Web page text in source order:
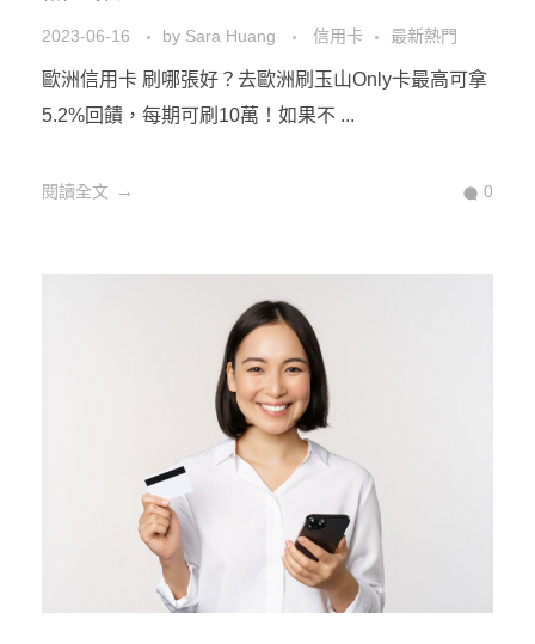
2023-06-16 by Sara Huang 信用卡 最新熱門
歐洲信用卡 刷哪張好？去歐洲刷玉山Only卡最高可拿
5.2%回饋，每期可刷10萬！如果不 ...
閱讀全文 0